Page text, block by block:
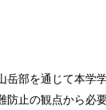
部を通じて本学
止の観点から必